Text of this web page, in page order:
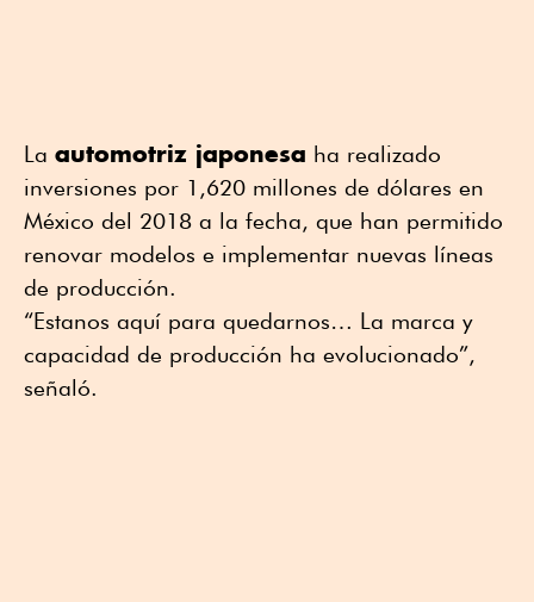
La automotriz japonesa ha realizado
inversiones por 1,620 millones de dólares en
México del 2018 a la fecha, que han permitido
renovar modelos e implementar nuevas líneas
de producción.
“Estanos aquí para quedarnos… La marca y
capacidad de producción ha evolucionado”,
señaló.